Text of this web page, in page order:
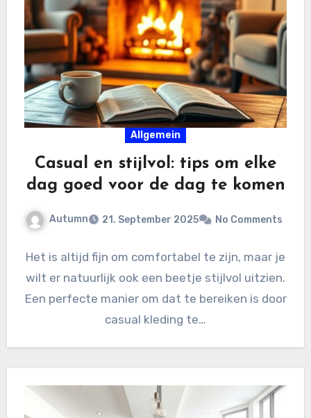
Allgemein
Casual en stijlvol: tips om elke
dag goed voor de dag te komen
Autumn 21. September 2025 No Comments
Het is altijd fijn om comfortabel te zijn, maar je
wilt er natuurlijk ook een beetje stijlvol uitzien.
Een perfecte manier om dat te bereiken is door
casual kleding te…